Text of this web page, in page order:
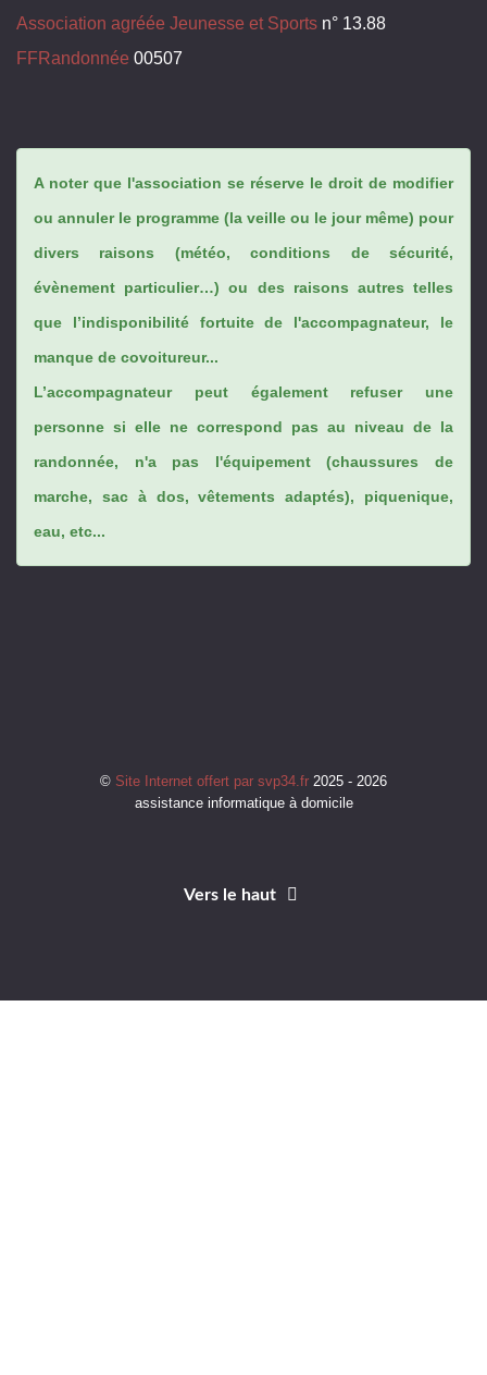
Association agréée Jeunesse et Sports n° 13.88
FFRandonnée 00507
A noter que l'association se réserve le droit de modifier
ou annuler le programme (la veille ou le jour même) pour
divers raisons (météo, conditions de sécurité,
évènement particulier…) ou des raisons autres telles
que l’indisponibilité fortuite de l'accompagnateur, le
manque de covoitureur...
L’accompagnateur peut également refuser une
personne si elle ne correspond pas au niveau de la
randonnée, n'a pas l'équipement (chaussures de
marche, sac à dos, vêtements adaptés), piquenique,
eau, etc...
© Site Internet offert par svp34.fr 2025 - 2026
assistance informatique à domicile
Vers le haut